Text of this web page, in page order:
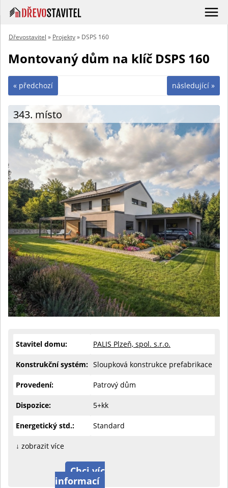
Dřevostavitel » Projekty» DSPS 160
Montovaný dům na klíč DSPS 160
následující »
« předchozí
343. místo
Stavitel domu: PALIS Plzeň, spol. s.r.o.
Konstrukční systém: Sloupková konstrukce prefabrikace
Provedení: Patrový dům
Dispozice: 5+kk
Energetický std.: Standard
↓ zobrazit více
Chci víc
informací